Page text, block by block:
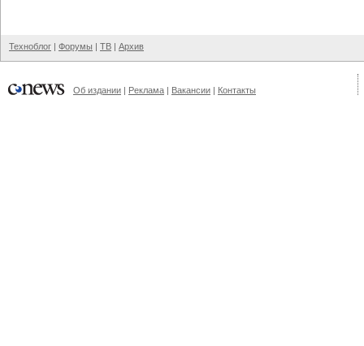
Техноблог | Форумы | ТВ | Архив
Об издании | Реклама | Вакансии | Контакты